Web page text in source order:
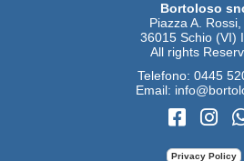
Bortoloso
Piazza A.
36015 Schio (VI)
All rights
Privacy Policy
Telefono: 0445
Email: